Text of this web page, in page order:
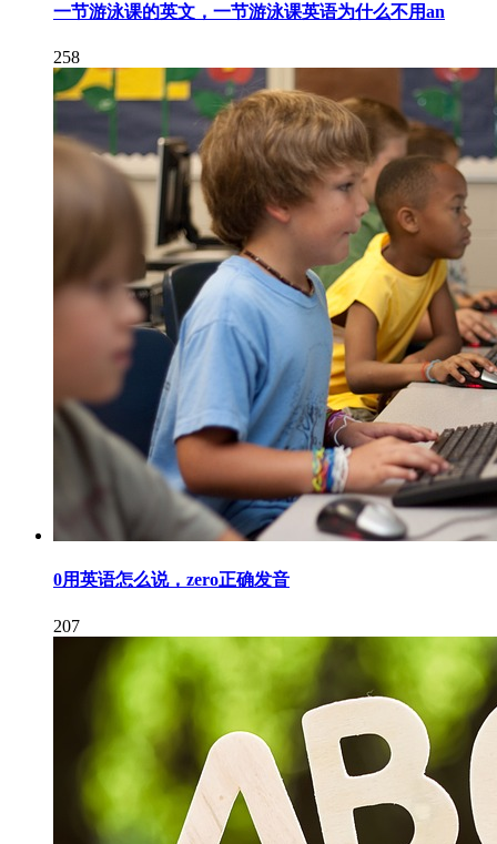
一节游泳课的英文，一节游泳课英语为什么不用an
258
0用英语怎么说，zero正确发音
207